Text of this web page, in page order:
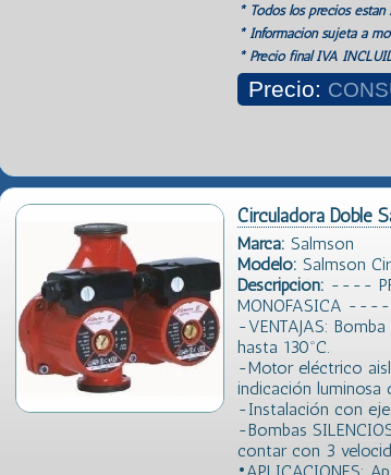
* Todos los precios
* Información sujeta a
* Precio final IVA
Precio:
Circuladora Doble
Marca: Salmson
Modelo: Salmson
Descripción: ----
MONOFASICA
-VENTAJAS:
hasta 130ºC.
-Motor eléctrico
indicación luminosa
-Instalación con
-Bombas
contar con 3